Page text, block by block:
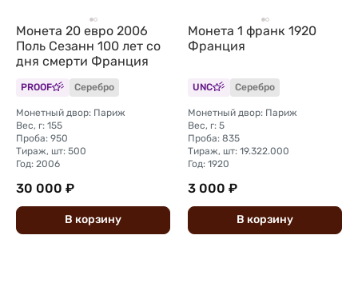
Монета 20 евро 2006
Поль Сезанн 100 лет со
дня смерти Франция
PROOF Серебро
Монетный двор: Париж
Вес, г: 155
Проба: 950
Тираж, шт: 500
Год: 2006
30 000 ₽
В корзину
Монета 1 франк 1920
Франция
UNC Серебро
Монетный двор: Париж
Вес, г: 5
Проба: 835
Тираж, шт: 19.322.000
Год: 1920
3 000 ₽
В корзину